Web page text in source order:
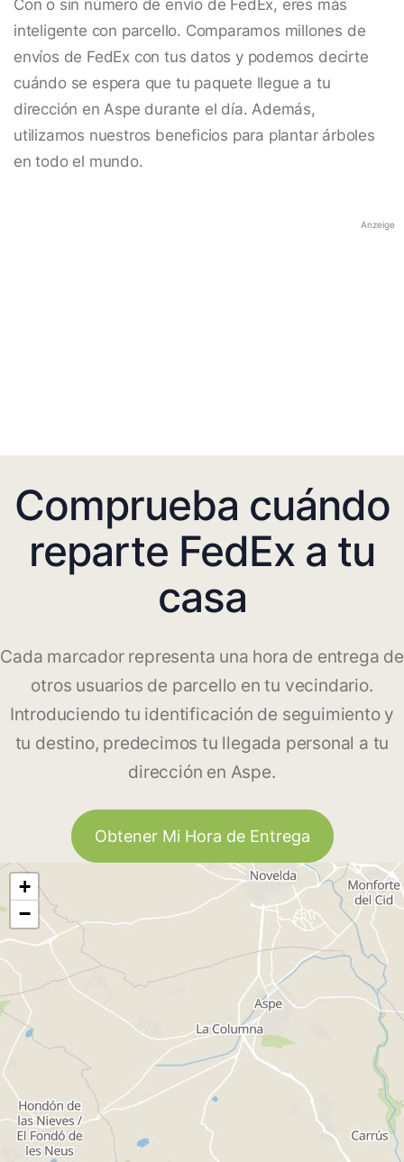
Con o sin número de envío de FedEx, eres más
inteligente con parcello. Comparamos millones de
envíos de FedEx con tus datos y podemos decirte
cuándo se espera que tu paquete llegue a tu
dirección en Aspe durante el día. Además,
utilizamos nuestros beneficios para plantar árboles
en todo el mundo.
Anzeige
Comprueba cuándo
reparte FedEx a tu
casa
Cada marcador representa una hora de entrega de
otros usuarios de parcello en tu vecindario.
Introduciendo tu identificación de seguimiento y
tu destino, predecimos tu llegada personal a tu
dirección en Aspe.
Obtener Mi Hora de Entrega
+
−